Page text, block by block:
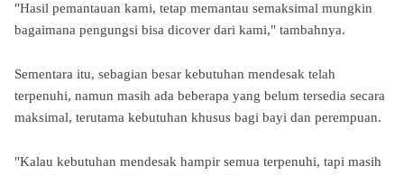
"Hasil pemantauan kami, tetap memantau semaksimal mungkin
bagaimana pengungsi bisa dicover dari kami," tambahnya.
Sementara itu, sebagian besar kebutuhan mendesak telah
terpenuhi, namun masih ada beberapa yang belum tersedia secara
maksimal, terutama kebutuhan khusus bagi bayi dan perempuan.
"Kalau kebutuhan mendesak hampir semua terpenuhi, tapi masih